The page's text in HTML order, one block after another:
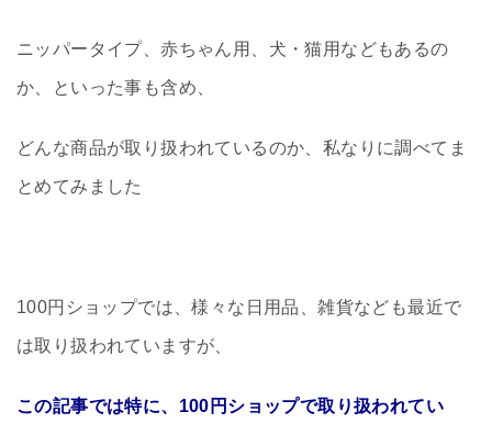
ニッパータイプ、赤ちゃん用、犬・猫用などもあるの
か、といった事も含め、
どんな商品が取り扱われているのか、私なりに調べてま
とめてみました
100円ショップでは、様々な日用品、雑貨なども最近で
は取り扱われていますが、
この記事では特に、100円ショップで取り扱われてい